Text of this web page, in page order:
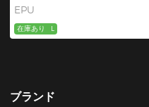
EPU
在庫あり L
ブランド